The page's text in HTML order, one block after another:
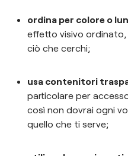
ordina per colore o
effetto visivo
ciò che cerchi;
usa contenitori
particolare per
così non dovrai ogni
quello che ti serve;